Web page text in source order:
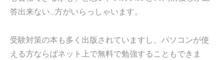
答出来ない…方がいらっしゃいます。
受験対策の本も多く出版されていますし、パソコンが使
える方ならばネット上で無料で勉強することもできま